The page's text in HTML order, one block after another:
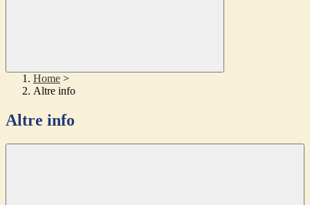
Home >
Altre info
Altre info